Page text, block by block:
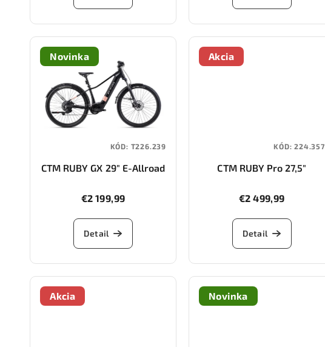
Novinka
CTM RUBY GX 29" E-Allroad
€2 199,99
Detail
KÓD: T226.239
Akcia
CTM RUBY Pro 27,5"
€2 499,99
Detail
KÓD:224.357
Akcia Novinka